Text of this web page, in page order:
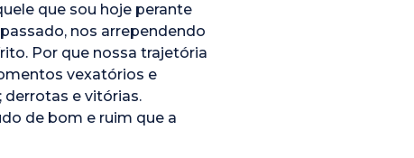
que sou hoje perante
nos arrependendo
Por que nossa trajetória
vexatórios e
derrotas e vitórias.
de bom e ruim que a